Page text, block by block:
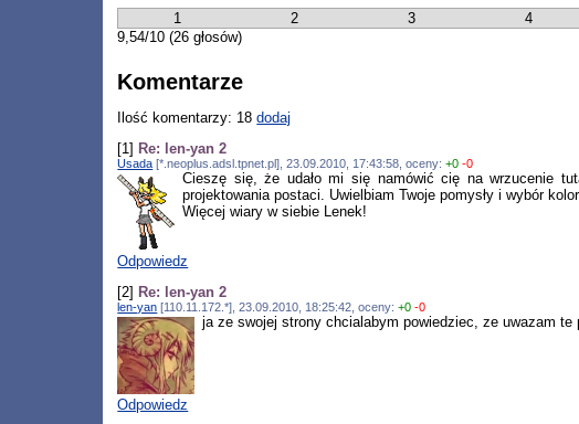
1 2 3 4
9,54/10 (26 głosów)
Komentarze
Ilość komentarzy: 18dodaj
[1] Re: len-yan 2
Usada [*.neoplus.adsl.tpnet.pl], 23.09.2010, 17:43:58, oceny:+0 -0
Cieszę się, że udało mi się namówić cię na wrzucenie
projektowania postaci. Uwielbiam Twoje pomysły i wybór
Więcej wiary w siebie Lenek!
Odpowiedz
[2] Re: len-yan 2
len-yan [110.11.172.*], 23.09.2010, 18:25:42, oceny:+0 -0
ja ze swojej strony chcialabym powiedziec, ze uwazam
Odpowiedz